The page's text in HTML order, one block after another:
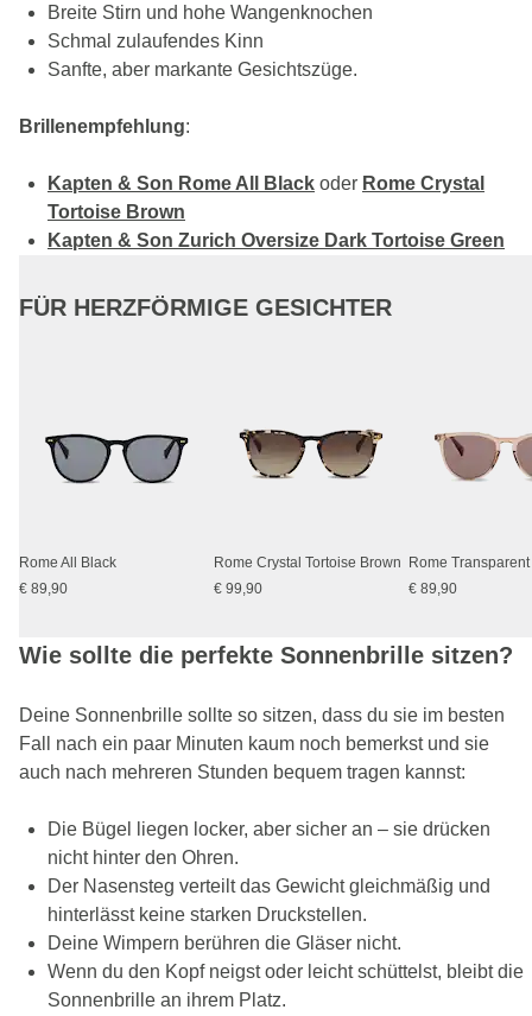
Breite Stirn und hohe Wangenknochen
Schmal zulaufendes Kinn
Sanfte, aber markante Gesichtszüge.
Brillenempfehlung:
Kapten & Son Rome All Black oder Rome Crystal
Tortoise Brown
Kapten & Son Zurich Oversize Dark Tortoise Green
FÜR HERZFÖRMIGE GESICHTER
Rome All Black
€ 89,90
Rome Crystal Tortoise Brown
€ 99,90
€ 89,90
Wie sollte die perfekte Sonnenbrille sitzen?
Deine Sonnenbrille sollte so sitzen, dass du sie im besten
Fall nach ein paar Minuten kaum noch bemerkst und sie
auch nach mehreren Stunden bequem tragen kannst:
Die Bügel liegen locker, aber sicher an – sie drücken
nicht hinter den Ohren.
Der Nasensteg verteilt das Gewicht gleichmäßig und
hinterlässt keine starken Druckstellen.
Deine Wimpern berühren die Gläser nicht.
Wenn du den Kopf neigst oder leicht schüttelst, bleibt die
Sonnenbrille an ihrem Platz.